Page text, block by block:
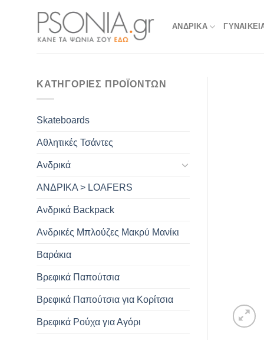
ΑΝΔΡΙΚΑ
ΚΑΤΗΓΟΡΊΕΣ ΠΡΟΪΌΝΤΩΝ
Skateboards
Αθλητικές Τσάντες
Ανδρικά
ΑΝΔΡΙΚΑ > LOAFERS
Ανδρικά Backpack
Ανδρικές Μπλούζες Μακρύ Μανίκι
Βαράκια
Βρεφικά Παπούτσια
Βρεφικά Παπούτσια για Κορίτσια
Βρεφικά Ρούχα για Αγόρι